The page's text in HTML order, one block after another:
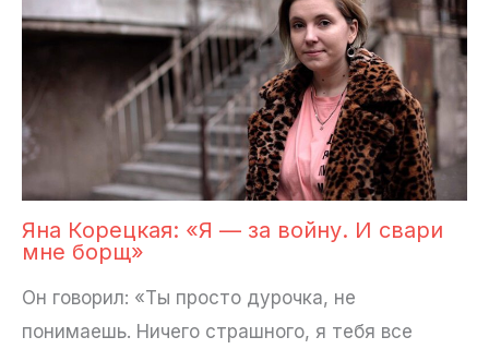
Яна Корецкая: «Я — за войну. И свари
мне борщ»
Он говорил: «Ты просто дурочка, не
понимаешь. Ничего страшного, я тебя все